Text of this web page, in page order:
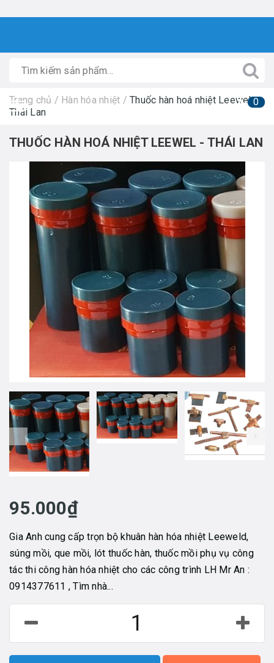
0
Trang chủ / Hàn hóa nhiệt / Thuốc hàn hoá nhiệt Leewel -
Thái Lan
THUỐC HÀN HOÁ NHIỆT LEEWEL - THÁI LAN
prev
95.000₫
Gia Anh cung cấp trọn bộ khuân hàn hóa nhiệt Leeweld,
súng mồi, que mồi, lót thuốc hàn, thuốc mồi phụ vụ công
tác thi công hàn hóa nhiệt cho các công trình LH Mr An :
0914377611 , Tìm nhà...